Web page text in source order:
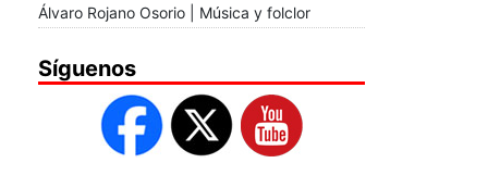
Álvaro Rojano Osorio | Música y folclor
Síguenos